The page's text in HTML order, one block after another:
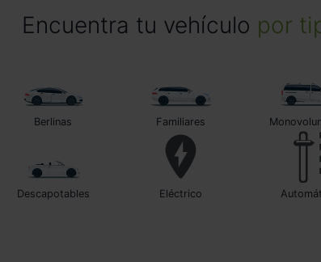
Encuentra tu vehículo por
Berlinas Familiares
Descapotables Eléctrico